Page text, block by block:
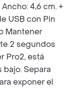
4,6 cm. +
USB con Pin
Mantener
2 segundos
Pro2, está
bajo. Separa
exponer el